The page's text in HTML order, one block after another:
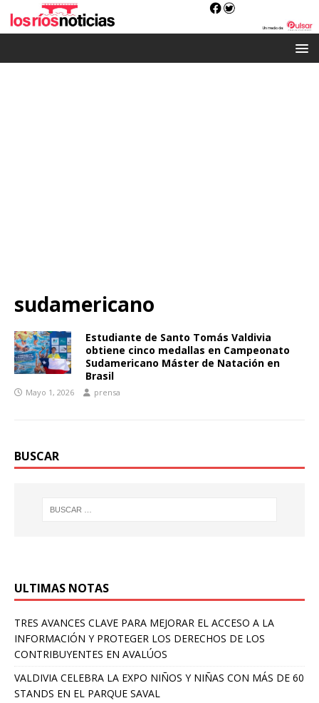
sudamericano
Estudiante de Santo Tomás Valdivia
obtiene cinco medallas en Campeonato
Sudamericano Máster de Natación en
Brasil
Mayo 1, 2026 prensa
BUSCAR
ULTIMAS NOTAS
TRES AVANCES CLAVE PARA MEJORAR EL ACCESO A LA
INFORMACIÓN Y PROTEGER LOS DERECHOS DE LOS
CONTRIBUYENTES EN AVALÚOS
VALDIVIA CELEBRA LA EXPO NIÑOS Y NIÑAS CON MÁS DE 60
STANDS EN EL PARQUE SAVAL